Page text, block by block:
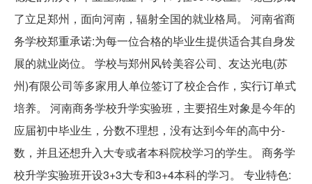
了立足郑州，面向河南，辐射全国的就业格局。 河南省商
务学校郑重承诺:为每一位合格的毕业生提供适合其自身发
展的就业岗位。 学校与郑州风铃美容公司、友达光电(苏
州)有限公司等多家用人单位签订了校企合作，实行订单式
培养。 河南商务学校升学实验班，主要招生对象是今年的
应届初中毕业生，分数不理想，没有达到今年的高中分-
数，并且还想升入大专或者本科院校学习的学生。 商务学
校升学实验班开设3+3大专和3+4本科的学习。 专业特色: